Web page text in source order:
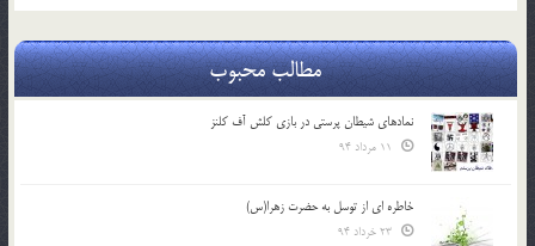
مطالب محبوب
نمادهای شیطان پرستی در بازی کلش آف کلنز
خاطره ای از توسل به حضرت زهرا(س)